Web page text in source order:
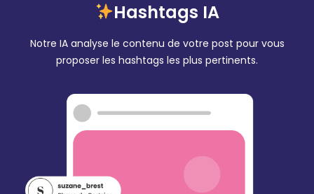
Hashtags IA
Notre IA analyse le contenu de votre post pour vous
proposer les hashtags les plus pertinents.